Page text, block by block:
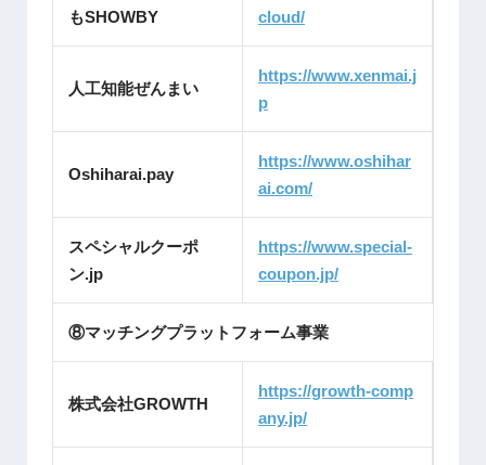
もSHOWBY
cloud/
人工知能ぜんまい
https://www.xenmai.j
p
Oshiharai.pay
https://www.oshihar
ai.com/
スペシャルクーポ
ン.jp
https://www.special-
coupon.jp/
⑧マッチングプラットフォーム事業
株式会社GROWTH
https://growth-comp
any.jp/